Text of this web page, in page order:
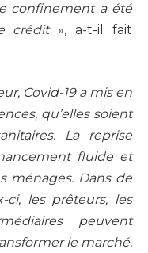
confinement a été
crédit», a-t-il fait
Covid-19 a mis en
qu’elles soient
La reprise
fluide et
ménages. Dans de
ci, les prêteurs, les
peuvent
le marché.